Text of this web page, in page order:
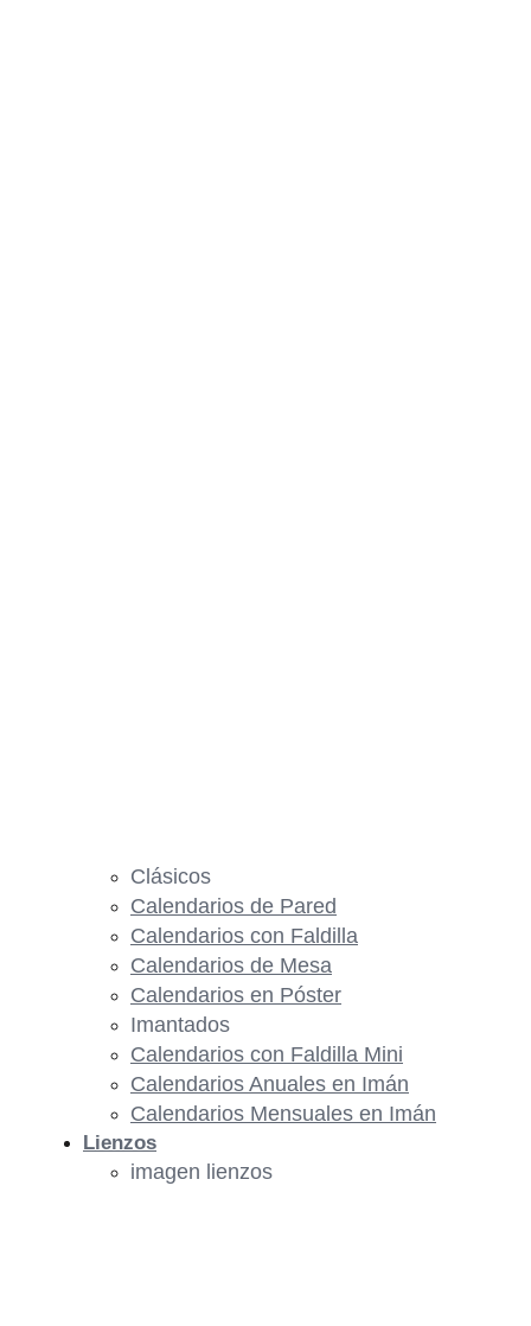
Clásicos
Calendarios de Pared
Calendarios con Faldilla
Calendarios de Mesa
Calendarios en Póster
Imantados
Calendarios con Faldilla Mini
Calendarios Anuales en Imán
Calendarios Mensuales en Imán
Lienzos
imagen lienzos